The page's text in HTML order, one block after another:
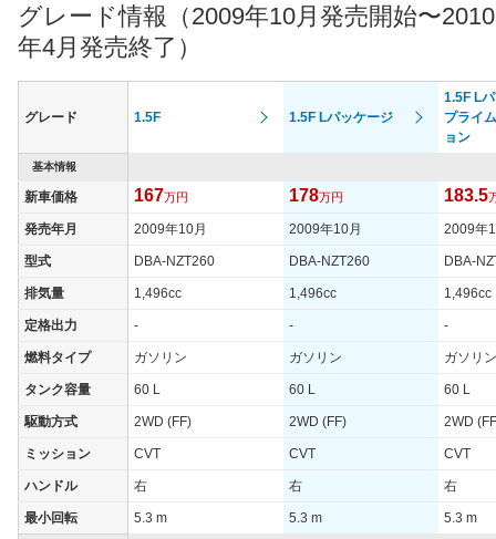
過給機 - -
タイヤ
185/65R15 88S 185/65R15 88S
タイヤサイズ
WLTCモード
WLTCモード(市
街地)
WLTCモード(郊
- -
速道路)
- -
JC08モード - -
1015モード 18.6km/L 18.6km/L
60km定地 - -
グレード情報（2009年10月発売開始〜2010
年4月発売終了）
グレード 1.5F 1.5F Lパッケージ
1.5F L
プライ
ョン
基本情報
新車価格 167万円 178万円 183.5
発売年月 2009年10月 2009年10月 2009年
型式 DBA-NZT260 DBA-NZT260 DBA-
排気量 1,496cc 1,496cc 1,496cc
定格出力 - - -
燃料タイプ ガソリン ガソリン ガソリン
タンク容量 60 L 60 L 60 L
駆動方式 2WD (FF) 2WD (FF) 2WD
ミッション CVT CVT CVT
ハンドル 右 右 右
最小回転 5.3 m 5.3 m 5.3 m